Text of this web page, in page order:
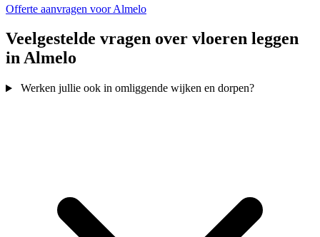
Offerte aanvragen voor Almelo
Veelgestelde vragen over vloeren leggen
in Almelo
Werken jullie ook in omliggende wijken en dorpen?